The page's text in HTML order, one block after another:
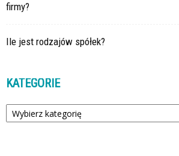
firmy?
Ile jest rodzajów spółek?
KATEGORIE
Kategorie